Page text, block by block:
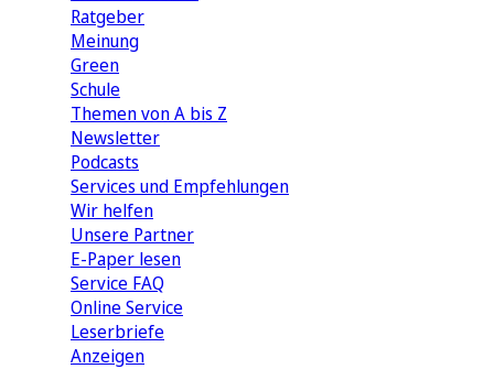
Ratgeber
Meinung
Green
Schule
Themen von A bis Z
Newsletter
Podcasts
Services und Empfehlungen
Wir helfen
Unsere Partner
E-Paper lesen
Service FAQ
Online Service
Leserbriefe
Anzeigen